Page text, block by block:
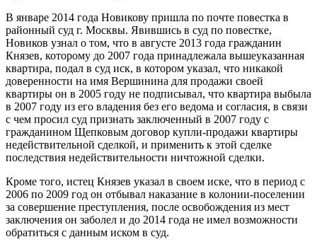
В январе 2014 года Новикову пришла по почте повестка в
районный суд г. Москвы. Явившись в суд по повестке,
Новиков узнал о том, что в августе 2013 года гражданин
Князев, которому до 2007 года принадлежала вышеуказанная
квартира, подал в суд иск, в котором указал, что никакой
доверенности на имя Вершинина для продажи своей
квартиры он в 2005 году не подписывал, что квартира выбыла
в 2007 году из его владения без его ведома и согласия, в связи
с чем просил суд признать заключенный в 2007 году с
гражданином Щепковым договор купли-продажи квартиры
недействительной сделкой, и применить к этой сделке
последствия недействительности ничтожной сделки.
Кроме того, истец Князев указал в своем иске, что в период с
2006 по 2009 год он отбывал наказание в колонии-поселении
за совершение преступления, после освобождения из мест
заключения он заболел и до 2014 года не имел возможности
обратиться с данным иском в суд.